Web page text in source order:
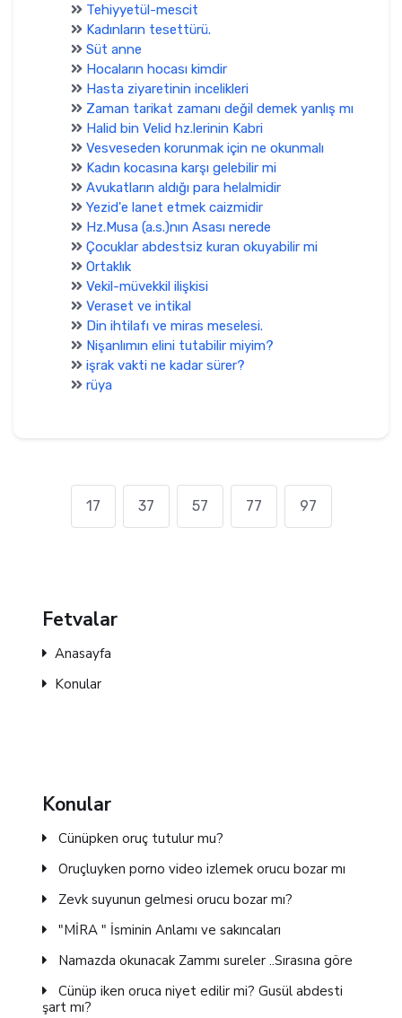
Tehiyyetül-mescit
Kadınların tesettürü.
Süt anne
Hocaların hocası kimdir
Hasta ziyaretinin incelikleri
Zaman tarikat zamanı değil demek yanlış mı
Halid bin Velid hz.lerinin Kabri
Vesveseden korunmak için ne okunmalı
Kadın kocasına karşı gelebilir mi
Avukatların aldığı para helalmidir
Yezid'e lanet etmek caizmidir
Hz.Musa (a.s.)nın Asası nerede
Çocuklar abdestsiz kuran okuyabilir mi
Ortaklık
Vekil-müvekkil ilişkisi
Veraset ve intikal
Din ihtilafı ve miras meselesi.
Nişanlımın elini tutabilir miyim?
işrak vakti ne kadar sürer?
rüya
17 37 57 77 97
Fetvalar
Anasayfa
Konular
Konular
Cünüpken oruç tutulur mu?
Oruçluyken porno video izlemek orucu bozar mı
Zevk suyunun gelmesi orucu bozar mı?
"MİRA " İsminin Anlamı ve sakıncaları
Namazda okunacak Zammı sureler ..Sırasına göre
Cünüp iken oruca niyet edilir mi? Gusül abdesti
şart mı?